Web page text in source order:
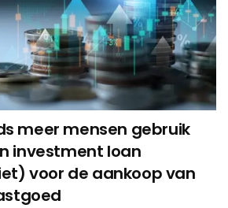
meer mensen gebruik
investment loan
voor de aankoop van